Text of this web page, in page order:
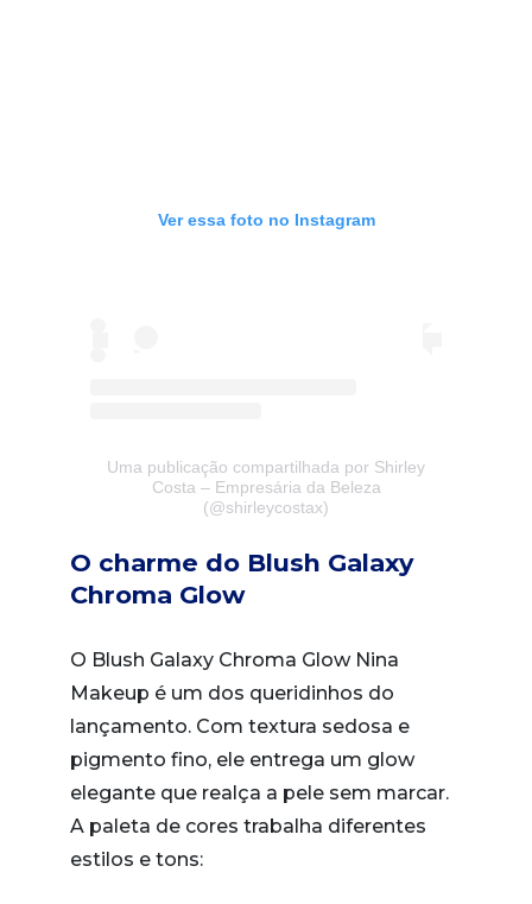
Ver essa foto no Instagram
Uma publicação compartilhada por Shirley
Costa – Empresária da Beleza
(@shirleycostax)
O charme do Blush Galaxy
Chroma Glow
O Blush Galaxy Chroma Glow Nina
Makeup é um dos queridinhos do
lançamento. Com textura sedosa e
pigmento fino, ele entrega um glow
elegante que realça a pele sem marcar.
A paleta de cores trabalha diferentes
estilos e tons: